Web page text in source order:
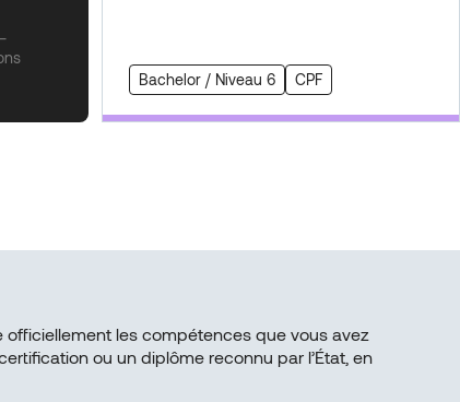
–
Bachelor / Niveau 6 CPF
les compétences que vous avez
ou un diplôme reconnu par l’État, en